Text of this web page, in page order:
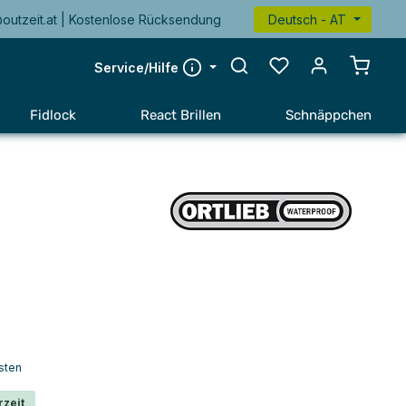
| Kostenlose Rücksendung Deutsch - AT
Service/Hilfe
Fidlock React Brillen Schnäppchen